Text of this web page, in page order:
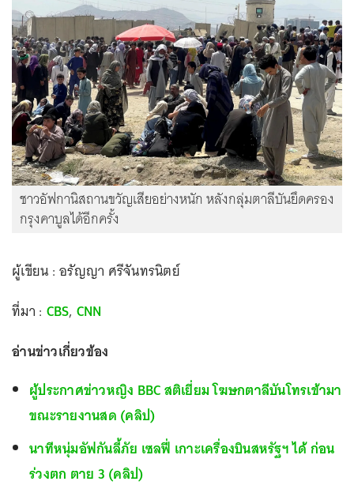
ชาวอัฟกานิสถานขวัญเสียอย่างหนัก หลังกลุ่มตาลีบันยึดครอง
กรุงคาบูลได้อีกครั้ง
ผู้เขียน : อรัญญา ศรีจันทรนิตย์
ที่มา : CBS, CNN
อ่านข่าวเกี่ยวข้อง
ผู้ประกาศข่าวหญิง BBC สติเยี่ยม โฆษกตาลีบันโทรเข้ามา
ขณะรายงานสด (คลิป)
นาทีหนุ่มอัฟกันลี้ภัย เซลฟี่ เกาะเครื่องบินสหรัฐฯ ได้ ก่อน
ร่วงตก ตาย 3 (คลิป)